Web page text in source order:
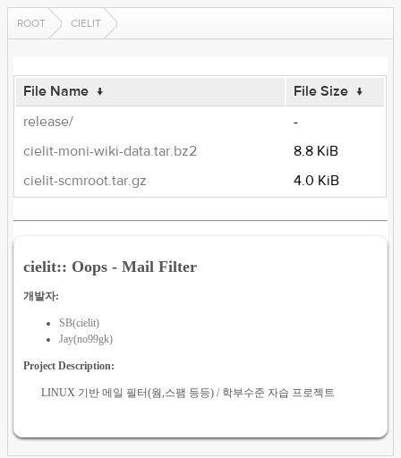
ROOT CIELIT
File Name ↓ File Size ↓
release/
-
cielit-moni-wiki-data.tar.bz2
8.8 KiB
cielit-scmroot.tar.gz
4.0 KiB
cielit:: Oops - Mail Filter
개발자:
SB(cielit)
Jay(no99gk)
Project Description:
LINUX 기반 메일 필터(웜,스팸 등등) / 학부수준 자습 프로젝트